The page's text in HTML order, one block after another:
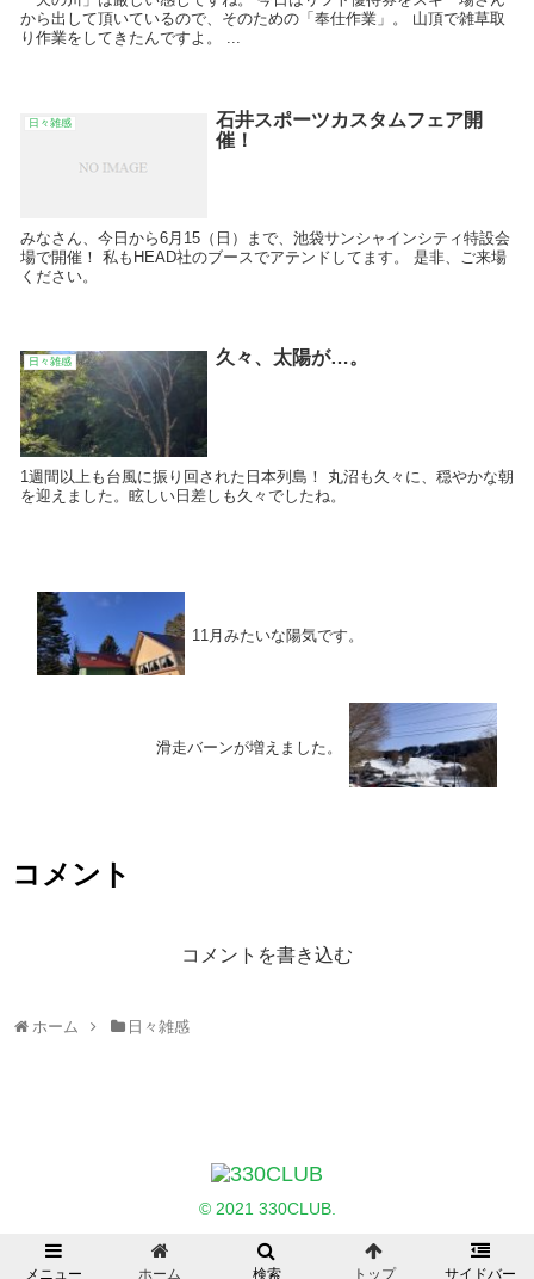
から出して頂いているので、そのための「奉仕作業」。 山頂で雑草取
り作業をしてきたんですよ。 ...
日々雑感
石井スポーツカスタムフェア開
催！
みなさん、今日から6月15（日）まで、池袋サンシャインシティ特設会
場で開催！ 私もHEAD社のブースでアテンドしてます。 是非、ご来場
ください。
日々雑感 久々、太陽が…。
1週間以上も台風に振り回された日本列島！ 丸沼も久々に、穏やかな朝
を迎えました。眩しい日差しも久々でしたね。
11月みたいな陽気です。
滑走バーンが増えました。
コメント
コメントを書き込む
ホーム 日々雑感
© 2021 330CLUB.
メニュー ホーム 検索 トップ サイドバー